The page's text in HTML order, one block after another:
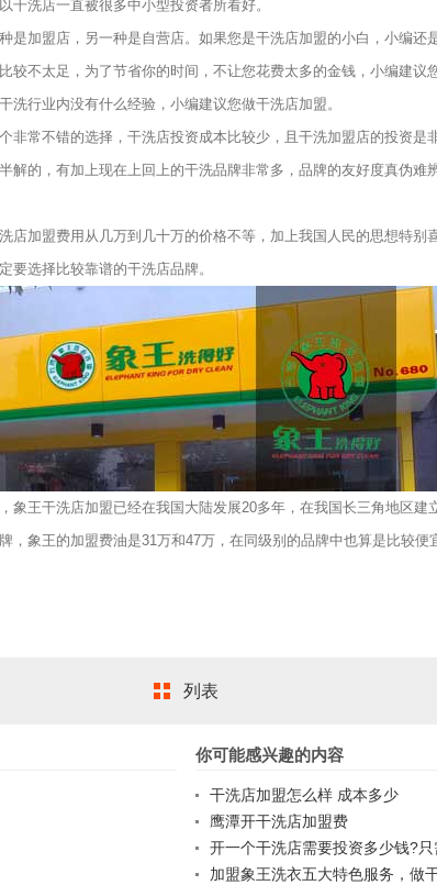
干洗店一直被很多中小型投资者所看好。
加盟店，另一种是自营店。如果您是干洗店加盟的小白，小编还
较不太足，为了节省你的时间，不让您花费太多的金钱，小编建议
行业内没有什么经验，小编建议您做干洗店加盟。
常不错的选择，干洗店投资成本比较少，且干洗加盟店的投资是
解的，有加上现在上回上的干洗品牌非常多，品牌的友好度真伪难
加盟费用从几万到几十万的价格不等，加上我国人民的思想特别
要选择比较靠谱的干洗店品牌。
象王干洗店加盟已经在我国大陆发展20多年，在我国长三角地区建
，象王的加盟费油是31万和47万，在同级别的品牌中也算是比较便
列表
你可能感兴趣的内容
干洗店加盟怎么样 成本多少
鹰潭开干洗店加盟费
开一个干洗店需要投资多少钱?
加盟象王洗衣五大特色服务，做